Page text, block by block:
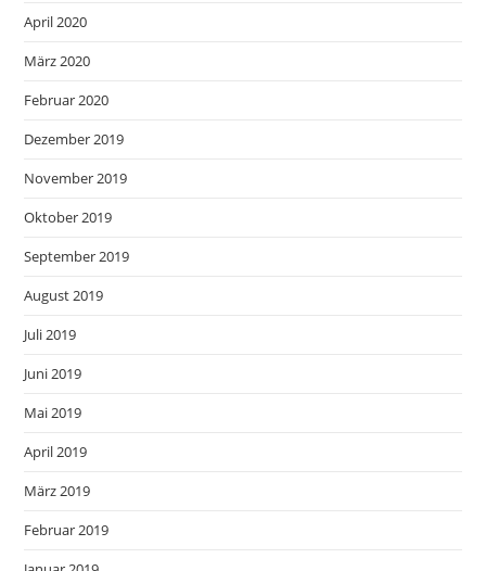
April 2020
März 2020
Februar 2020
Dezember 2019
November 2019
Oktober 2019
September 2019
August 2019
Juli 2019
Juni 2019
Mai 2019
April 2019
März 2019
Februar 2019